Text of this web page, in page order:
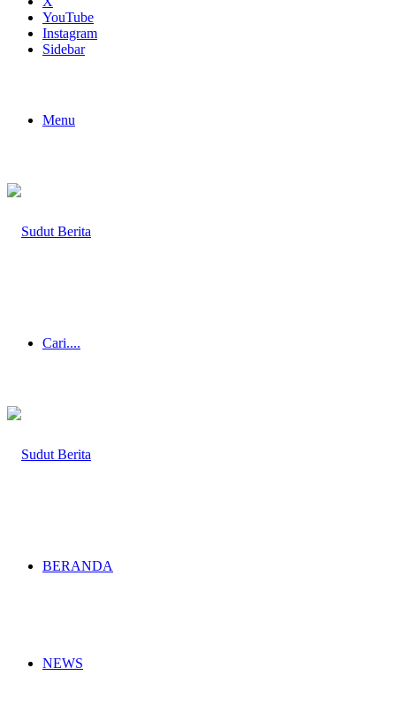
YouTube
Instagram
Sidebar
Menu
Cari....
BERANDA
NEWS